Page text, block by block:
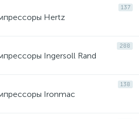
137
Hertz
288
Ingersoll Rand
138
Ironmac